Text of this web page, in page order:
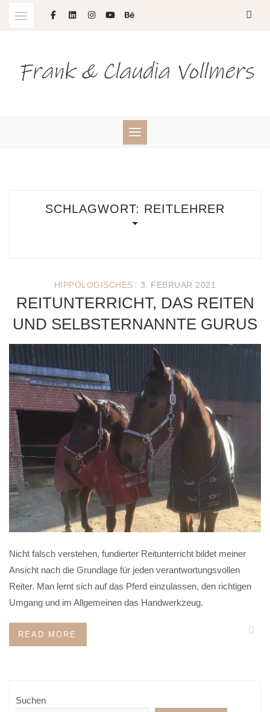
SCHLAGWORT: REITLEHRER
HIPPOLOGISCHES / 3. FEBRUAR 2021
REITUNTERRICHT, DAS REITEN
UND SELBSTERNANNTE GURUS
Nicht falsch verstehen, fundierter Reitunterricht bildet meiner
Ansicht nach die Grundlage für jeden verantwortungsvollen
Reiter. Man lernt sich auf das Pferd einzulassen, den richtigen
Umgang und im Allgemeinen das Handwerkzeug.
READ MORE
Suchen